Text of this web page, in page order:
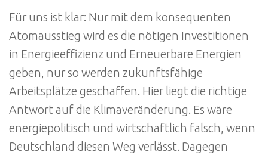
Für uns ist klar: Nur mit dem konsequenten
Atomausstieg wird es die nötigen Investitionen
in Energieeffizienz und Erneuerbare Energien
geben, nur so werden zukunftsfähige
Arbeitsplätze geschaffen. Hier liegt die richtige
Antwort auf die Klimaveränderung. Es wäre
energiepolitisch und wirtschaftlich falsch, wenn
Deutschland diesen Weg verlässt. Dagegen